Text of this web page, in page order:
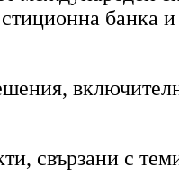
банка
свързани с